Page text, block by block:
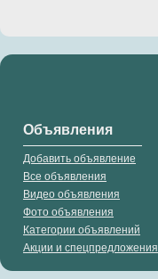
Объявления
Добавить объявление
Все объявления
Видео объявления
Фото объявления
Категории объявлений
Акции и спецпредложения